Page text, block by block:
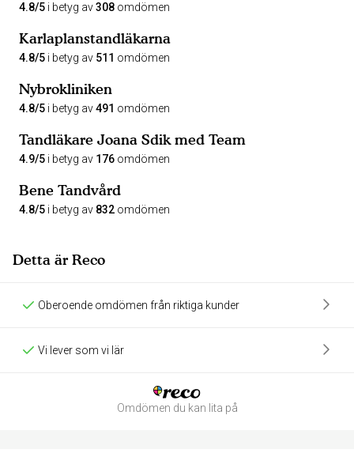
4.8/5 i betyg av308 omdömen
Karlaplanstandläkarna
4.8/5 i betyg av 511 omdömen
Nybrokliniken
4.8/5 i betyg av491 omdömen
Tandläkare Joana Sdik med Team
4.9/5 i betyg av 176 omdömen
Bene Tandvård
4.8/5 i betyg av 832 omdömen
Detta är Reco
Oberoende omdömen från riktiga kunder
Vi lever som vi lär
Omdömen du kan lita på